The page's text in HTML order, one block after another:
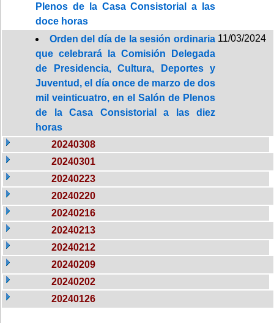
Plenos de la Casa Consistorial a las
doce horas
Orden del día de la sesión ordinaria
que celebrará la Comisión Delegada
de Presidencia, Cultura, Deportes y
Juventud, el día once de marzo de dos
mil veinticuatro, en el Salón de Plenos
de la Casa Consistorial a las diez
horas
11/03/2024
20240308
20240301
20240223
20240220
20240216
20240213
20240212
20240209
20240202
20240126